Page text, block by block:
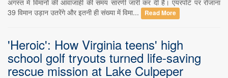
39 विमान उड़ान उतरेंगे और इतनी ही संख्या में विमा...
Read More
'Heroic': How Virginia teens' high
school golf tryouts turned life-saving
rescue mission at Lake Culpeper